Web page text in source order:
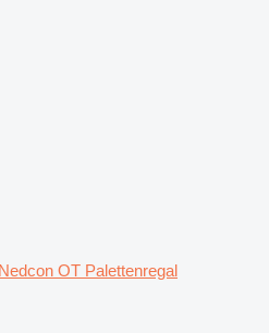
Nedcon OT Palettenregal